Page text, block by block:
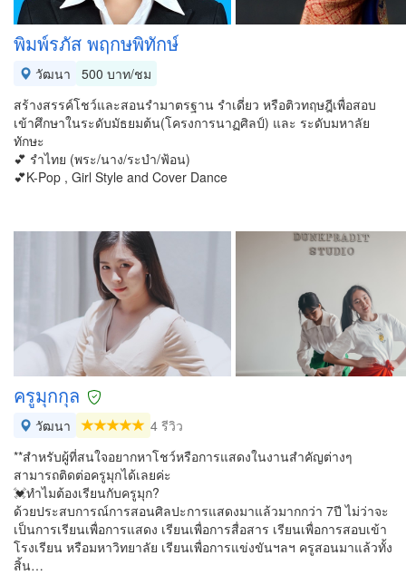
พิมพ์รภัส พฤกษพิทักษ์
วัฒนา
500 บาท/ชม
สร้างสรรค์โชว์และสอนรำมาตรฐาน รำเดี่ยว หรือติวทฤษฎีเพื่อสอบ
เข้าศึกษาในระดับมัธยมต้น(โครงการนาฏศิลป์) และ ระดับมหาลัย
ทักษะ
💕 รำไทย (พระ/นาง/ระบำ/ฟ้อน)
💕K-Pop , Girl Style and Cover Dance
ครูมุกกุล
วัฒนา
4 รีวิว
**สำหรับผู้ที่สนใจอยากหาโชว์หรือการแสดงในงานสำคัญต่างๆ
สามารถติดต่อครูมุกได้เลยค่ะ
💓ทำไมต้องเรียนกับครูมุก?
ด้วยประสบการณ์การสอนศิลปะการแสดงมาแล้วมากกว่า 7ปี ไม่ว่าจะ
เป็นการเรียนเพื่อการแสดง เรียนเพื่อการสื่อสาร เรียนเพื่อการสอบเข้า
โรงเรียน หรือมหาวิทยาลัย เรียนเพื่อการแข่งขันฯลฯ ครูสอนมาแล้วทั้ง
สิ้น…